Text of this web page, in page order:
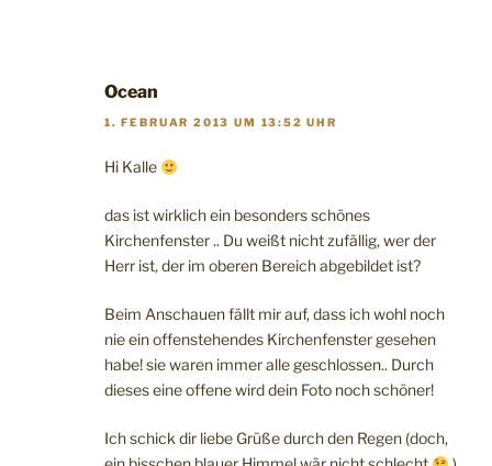
Ocean
1. FEBRUAR 2013 UM 13:52 UHR
Hi Kalle
das ist wirklich ein besonders schönes
Kirchenfenster .. Du weißt nicht zufällig, wer der
Herr ist, der im oberen Bereich abgebildet ist?
Beim Anschauen fällt mir auf, dass ich wohl noch
nie ein offenstehendes Kirchenfenster gesehen
habe! sie waren immer alle geschlossen.. Durch
dieses eine offene wird dein Foto noch schöner!
Ich schick dir liebe Grüße durch den Regen (doch,